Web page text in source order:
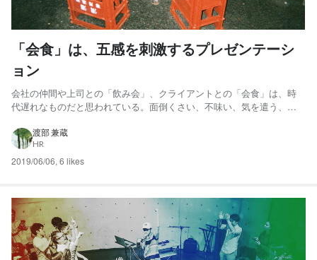
「会食」は、五感を刺激するプレゼンテーシ
ョン
会社の仲間や上司との「飲み会」、クライアントとの「会食」は、時
代遅れなものだと思われている。面倒くさい、不味い、気を遣う、接
想する人も多いはず。けれども、当社NEW STANDARDでは新しいもの
を一緒につくるための相互理解やチームアップのために、会食...
渡部 兼蔵
HR
2019/06/06,6 likes